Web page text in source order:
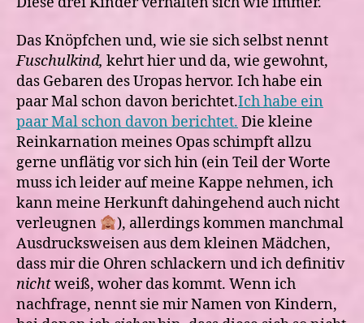
Das Knöpfchen und, wie sie sich selbst nennt
Fuschulkind, kehrt hier und da, wie gewohnt,
das Gebaren des Uropas hervor. Ich habe ein
paar Mal schon davon berichtet.Ich habe ein
paar Mal schon davon berichtet. Die kleine
Reinkarnation meines Opas schimpft allzu
gerne unflätig vor sich hin (ein Teil der Worte
muss ich leider auf meine Kappe nehmen, ich
kann meine Herkunft dahingehend auch nicht
verleugnen
), allerdings kommen manchmal
Ausdrucksweisen aus dem kleinen Mädchen,
dass mir die Ohren schlackern und ich definitiv
nichtweiß, woher das kommt. Wenn ich
nachfrage, nennt sie mir Namen von Kindern,